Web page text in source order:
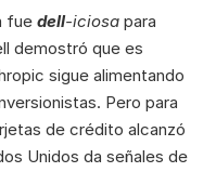
fue dell-iciosa para
demostró que es
sigue alimentando
Pero para
de crédito alcanzó
Unidos da señales de